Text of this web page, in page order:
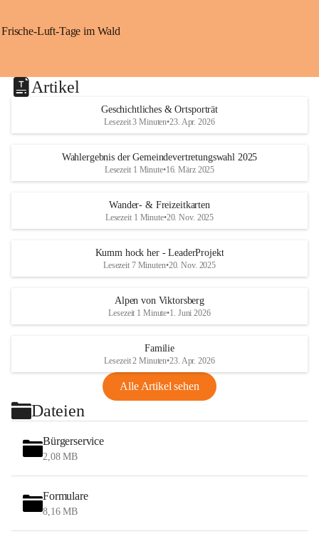
Frische-Luft-Tage im Wald
Artikel
Geschichtliches & Ortsporträt
Lesezeit 3 Minuten•23. Apr. 2026
Wahlergebnis der Gemeindevertretungswahl 2025
Lesezeit 1 Minute•16. März 2025
Wander- & Freizeitkarten
Lesezeit 1 Minute•20. Nov. 2025
Kumm hock her - LeaderProjekt
Lesezeit 7 Minuten•20. Nov. 2025
Alpen von Viktorsberg
Lesezeit 1 Minute•1. Juni 2026
Familie
Lesezeit 2 Minuten•23. Apr. 2026
Alle Artikel sehen
Dateien
Bürgerservice
2,08 MB
Formulare
8,16 MB